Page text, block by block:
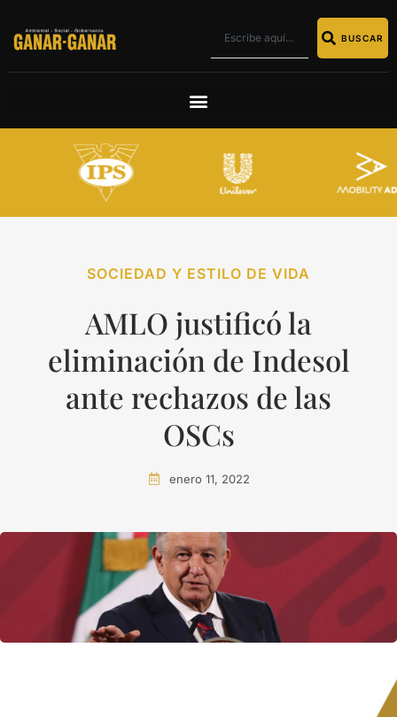
BUSCAR
SOCIEDAD Y ESTILO DE VIDA
AMLO justificó la
eliminación de Indesol
ante rechazos de las
OSCs
enero 11, 2022